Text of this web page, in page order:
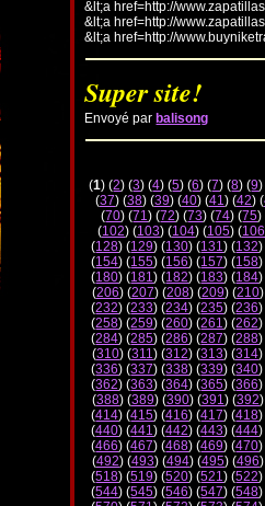
&lt;a href=http://
&lt;a href=http://
&lt;a href=http://
Super site!
Envoyé par balisong
(1) (2) (3) (4) (5) (6) (7) (8) (9
(37) (38) (39) (40) (41) (42) (
(70) (71) (72) (73) (74) (75)
(102) (103) (104) (105) (106
(128) (129) (130) (131) (132
(154) (155) (156) (157) (158
(180) (181) (182) (183) (184
(206) (207) (208) (209) (210
(232) (233) (234) (235) (236
(258) (259) (260) (261) (262
(284) (285) (286) (287) (288
(310) (311) (312) (313) (314)
(336) (337) (338) (339) (340
(362) (363) (364) (365) (366
(388) (389) (390) (391) (392
(414) (415) (416) (417) (418
(440) (441) (442) (443) (444
(466) (467) (468) (469) (470
(492) (493) (494) (495) (496
(518) (519) (520) (521) (522
(544) (545) (546) (547) (548